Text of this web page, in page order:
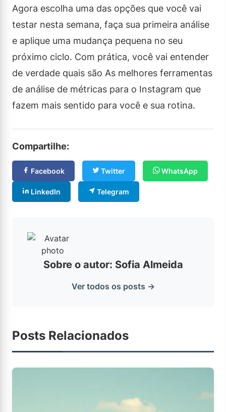
Agora escolha uma das opções que você vai
testar nesta semana, faça sua primeira análise
e aplique uma mudança pequena no seu
próximo ciclo. Com prática, você vai entender
de verdade quais são As melhores ferramentas
de análise de métricas para o Instagram que
fazem mais sentido para você e sua rotina.
Compartilhe:
Facebook Twitter WhatsApp
LinkedIn Telegram
Sobre o autor: Sofia Almeida
Ver todos os posts →
Posts Relacionados